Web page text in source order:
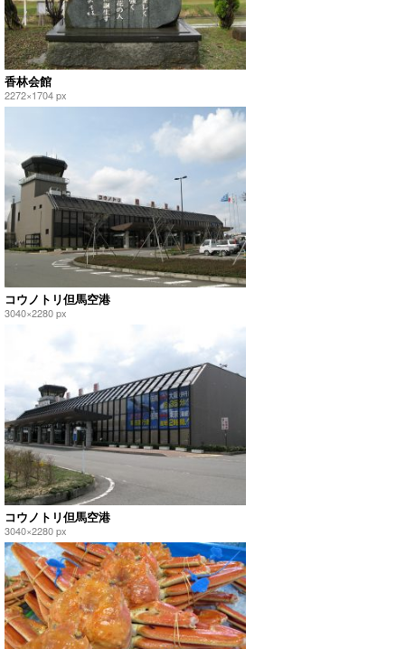
香林会館
2272×1704 px
コウノトリ但馬空港
3040×2280 px
コウノトリ但馬空港
3040×2280 px